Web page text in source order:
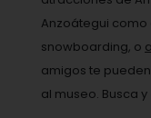
Anzoátegui
snowboarding, o
amigos te pueden
al museo. Busca y